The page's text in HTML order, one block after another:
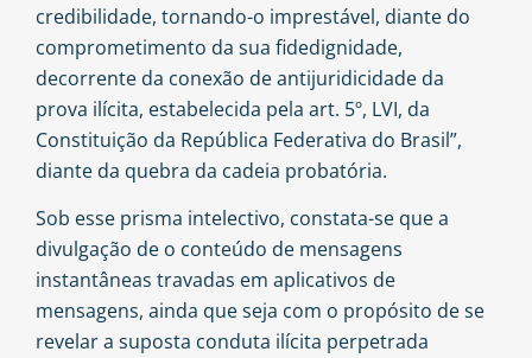
credibilidade, tornando-o imprestável, diante do
comprometimento da sua fidedignidade,
decorrente da conexão de antijuridicidade da
prova ilícita, estabelecida pela art. 5º, LVI, da
Constituição da República Federativa do Brasil”,
diante da quebra da cadeia probatória.
Sob esse prisma intelectivo, constata-se que a
divulgação de o conteúdo de mensagens
instantâneas travadas em aplicativos de
mensagens, ainda que seja com o propósito de se
revelar a suposta conduta ilícita perpetrada